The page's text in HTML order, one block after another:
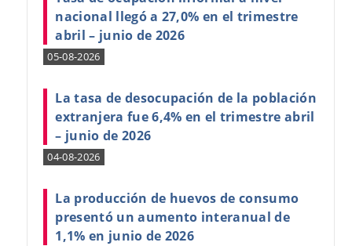
nacional llegó a 27,0% en el trimestre
abril – junio de 2026
05-08-2026
La tasa de desocupación de la población
extranjera fue 6,4% en el trimestre abril
– junio de 2026
04-08-2026
La producción de huevos de consumo
presentó un aumento interanual de
1,1% en junio de 2026